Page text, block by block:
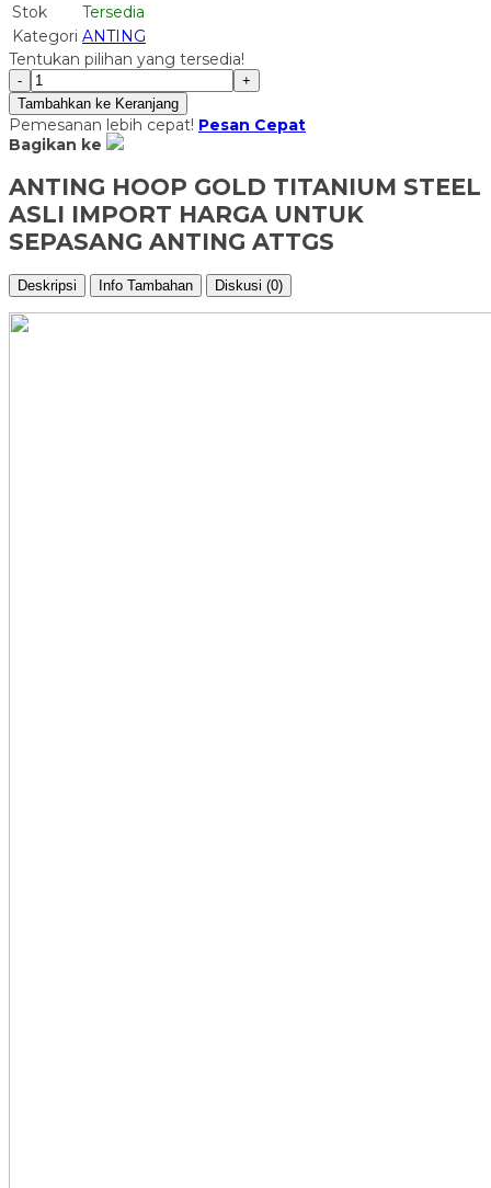
Stok
Tersedia
Kategori ANTING
Tentukan pilihan yang tersedia!
-
+
Tambahkan ke Keranjang
Pemesanan lebih cepat! Pesan Cepat
Bagikan ke
ANTING HOOP GOLD TITANIUM STEEL
ASLI IMPORT HARGA UNTUK
SEPASANG ANTING ATTGS
Deskripsi Info Tambahan Diskusi (0)